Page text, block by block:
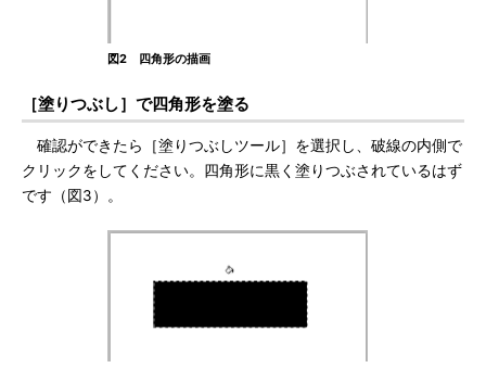
図2 四角形の描画
［塗りつぶし］で四角形を塗る
確認ができたら［塗りつぶしツール］を選択し、破線の内側で
クリックをしてください。四角形に黒く塗りつぶされているはず
です（図3）。